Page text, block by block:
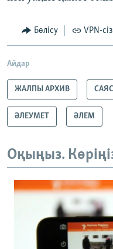
Бөлісу VPN-
Айдар
ЖАЛПЫ АРХИВ
ӘЛЕУМЕТ ӘЛЕМ
Оқыңыз.